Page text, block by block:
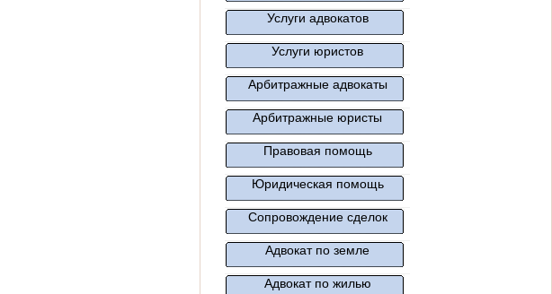
Услуги адвокатов
Услуги юристов
Арбитражные адвокаты
Арбитражные юристы
Правовая помощь
Юридическая помощь
Сопровождение сделок
Адвокат по земле
Адвокат по жилью